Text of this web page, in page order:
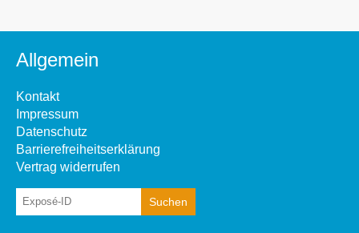
Allgemein
Kontakt
Impressum
Datenschutz
Barrierefreiheitserklärung
Vertrag widerrufen